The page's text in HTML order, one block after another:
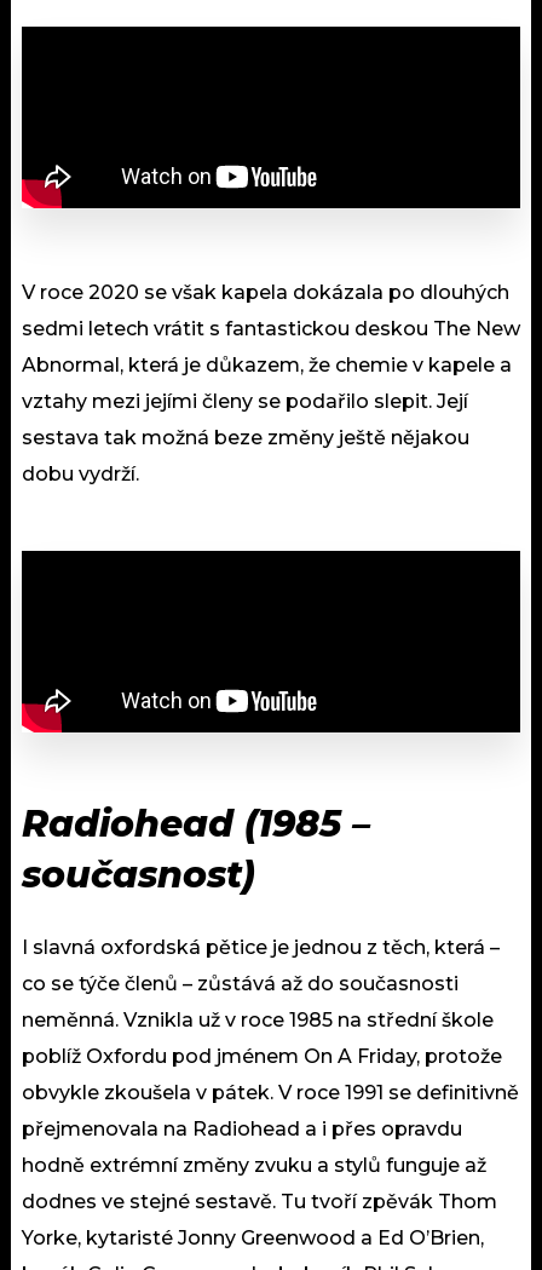
V roce 2020 se však kapela dokázala po dlouhých
sedmi letech vrátit s fantastickou deskou The New
Abnormal, která je důkazem, že chemie v kapele a
vztahy mezi jejími členy se podařilo slepit. Její
sestava tak možná beze změny ještě nějakou
dobu vydrží.
Radiohead (1985 –
současnost)
I slavná oxfordská pětice je jednou z těch, která –
co se týče členů – zůstává až do současnosti
neměnná. Vznikla už v roce 1985 na střední škole
poblíž Oxfordu pod jménem On A Friday, protože
obvykle zkoušela v pátek. V roce 1991 se definitivně
přejmenovala na Radiohead a i přes opravdu
hodně extrémní změny zvuku a stylů funguje až
dodnes ve stejné sestavě. Tu tvoří zpěvák Thom
Yorke, kytaristé Jonny Greenwood a Ed O’Brien,